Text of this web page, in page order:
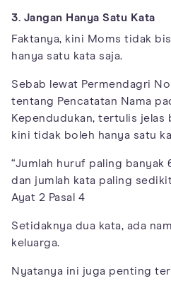
3. Jangan Hanya Satu Kata
Faktanya, kini Moms tidak
hanya satu kata saja.
Sebab lewat Permendagri
tentang Pencatatan Nama
Kependudukan, tertulis jelas
kini tidak boleh hanya satu
“Jumlah huruf paling
dan jumlah kata paling
Ayat 2 Pasal 4
Setidaknya dua kata, ada
keluarga.
Nyatanya ini juga penting